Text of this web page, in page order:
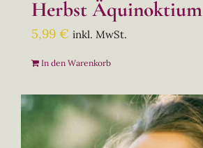
Herbst Äquinoktium
5,99 € inkl. MwSt.
In den Warenkorb